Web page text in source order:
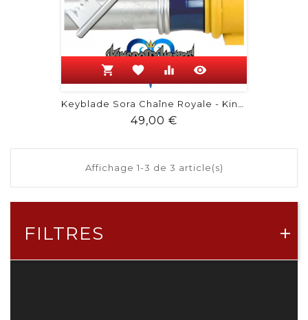
shopping_cart favorite equalizer visibility
Keyblade Sora Chaîne Royale - Kingdom...
49,00 €
Affichage 1-3 de 3 article(s)
FILTRES